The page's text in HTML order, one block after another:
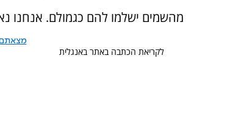
מהשמים ישלמו להם כגמולם. אנחנו
מצאתם
לקריאת הכתבה באתר באנגלית